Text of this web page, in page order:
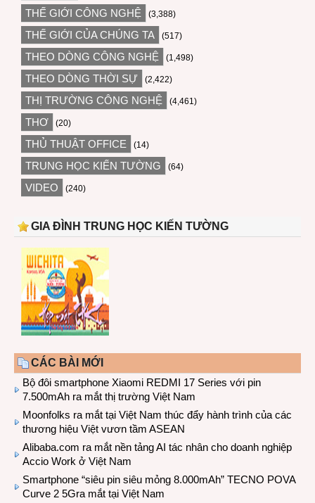
THẾ GIỚI CÔNG NGHỆ (3,388)
THẾ GIỚI CỦA CHÚNG TA (517)
THEO DÒNG CÔNG NGHỆ (1,498)
THEO DÒNG THỜI SỰ (2,422)
THỊ TRƯỜNG CÔNG NGHỆ (4,461)
THƠ (20)
THỦ THUẬT OFFICE (14)
TRUNG HỌC KIẾN TƯỜNG (64)
VIDEO (240)
GIA ĐÌNH TRUNG HỌC KIẾN TƯỜNG
CÁC BÀI MỚI
Bộ đôi smartphone Xiaomi REDMI 17 Series với pin
7.500mAh ra mắt thị trường Việt Nam
Moonfolks ra mắt tại Việt Nam thúc đẩy hành trình của các
thương hiệu Việt vươn tầm ASEAN
Alibaba.com ra mắt nền tảng AI tác nhân cho doanh nghiệp
Accio Work ở Việt Nam
Smartphone “siêu pin siêu mỏng 8.000mAh” TECNO POVA
Curve 2 5Gra mắt tại Việt Nam